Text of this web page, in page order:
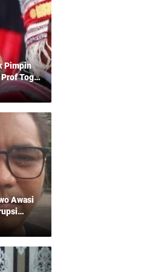
Pimpin
Togu
Awasi